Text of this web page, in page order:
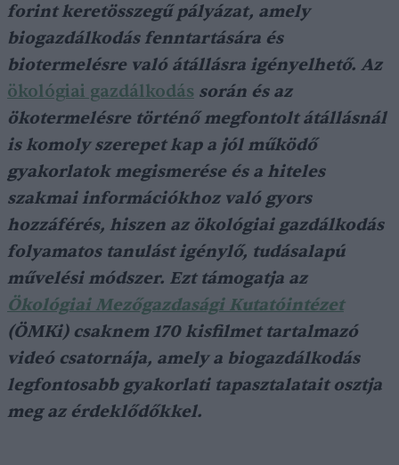
forint keretösszegű pályázat, amely
biogazdálkodás fenntartására és
biotermelésre való átállásra igényelhető. Az
ökológiai gazdálkodás során és az
ökotermelésre történő megfontolt átállásnál
is komoly szerepet kap a jól működő
gyakorlatok megismerése és a hiteles
szakmai információkhoz való gyors
hozzáférés, hiszen az ökológiai gazdálkodás
folyamatos tanulást igénylő, tudásalapú
művelési módszer. Ezt támogatja az
Ökológiai Mezőgazdasági Kutatóintézet
(ÖMKi) csaknem 170 kisfilmet tartalmazó
videó csatornája, amely a biogazdálkodás
legfontosabb gyakorlati tapasztalatait osztja
meg az érdeklődőkkel.